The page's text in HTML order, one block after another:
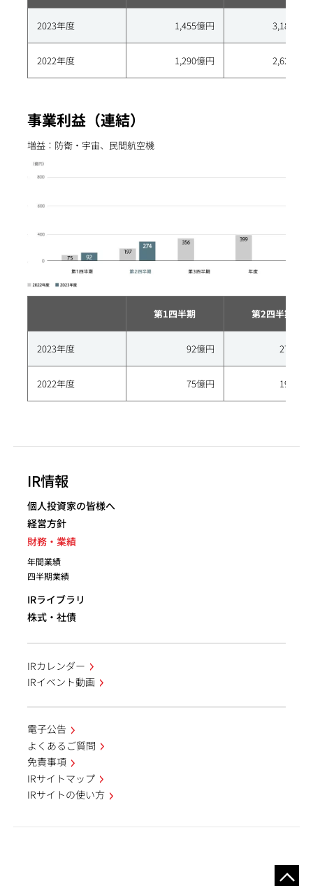
2023年度 1,455億円 3,189億円
2022年度 1,290億円 2,623億円
事業利益（連結）
増益：防衛・宇宙、民間航空機
第1四半期 第2四半期
2023年度 92億円 274億円
2022年度 75億円 197億円
IR情報
個人投資家の皆様へ
経営方針
財務・業績
年間業績
四半期業績
IRライブラリ
株式・社債
IRカレンダー
IRイベント動画
電子公告
よくあるご質問
免責事項
IRサイトマップ
IRサイトの使い方